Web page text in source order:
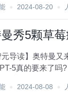
2024-08-20
秀5颗草
元导读】奥特曼
5真的要来了吗
2024-08-08